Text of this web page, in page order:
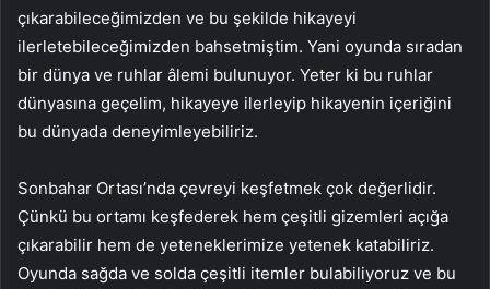
çıkarabileceğimizden ve bu şekilde hikayeyi
ilerletebileceğimizden bahsetmiştim. Yani oyunda sıradan
bir dünya ve ruhlar âlemi bulunuyor. Yeter ki bu ruhlar
dünyasına geçelim, hikayeye ilerleyip hikayenin içeriğini
bu dünyada deneyimleyebiliriz.
Sonbahar Ortası’nda çevreyi keşfetmek çok değerlidir.
Çünkü bu ortamı keşfederek hem çeşitli gizemleri açığa
çıkarabilir hem de yeteneklerimize yetenek katabiliriz.
Oyunda sağda ve solda çeşitli itemler bulabiliyoruz ve bu